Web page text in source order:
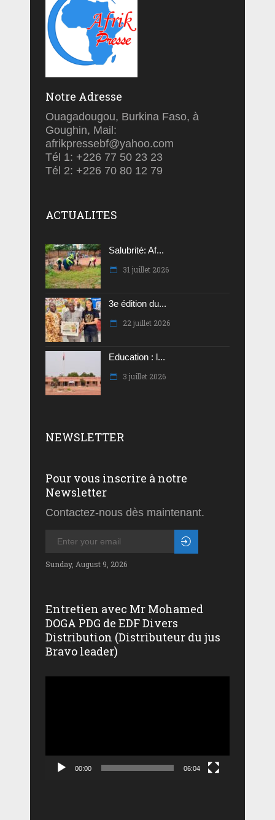
Notre Adresse
Ouagadougou, Burkina Faso, à
Goughin, Mail:
afrikpressebf@yahoo.com
Tél 1: +226 77 50 23 23
Tél 2: +226 70 80 12 79
ACTUALITES
Salubrité: Af...
31 juillet 2026
3e édition du...
22 juillet 2026
Education : l...
3 juillet 2026
NEWSLETTER
Pour vous inscrire à notre
Newsletter
Contactez-nous dès maintenant.
Sunday, August 9, 2026
Entretien avec Mr Mohamed
DOGA PDG de EDF Divers
Distribution (Distributeur du jus
Bravo leader)
00:00 06:04